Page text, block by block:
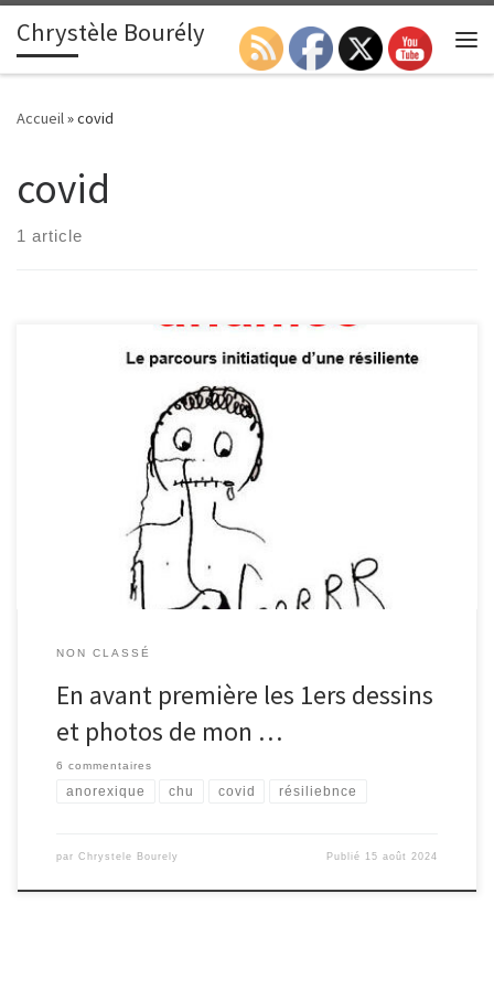
Passer au contenu
Chrystèle Bourély
Search
Accueil»covid
covid
1 article
A suivre …
NON CLASSÉ
En avant première les 1ers dessins
et photos de mon …
6 commentaires
anorexique chu covid résiliebnce
par Chrystele Bourely Publié 15 août 2024